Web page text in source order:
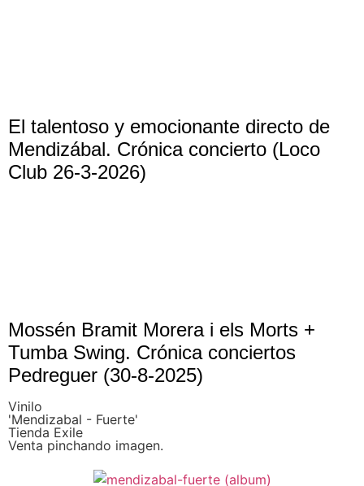
El talentoso y emocionante directo de
Mendizábal. Crónica concierto (Loco
Club 26-3-2026)
Mossén Bramit Morera i els Morts +
Tumba Swing. Crónica conciertos
Pedreguer (30-8-2025)
Vinilo
'Mendizabal - Fuerte'
Tienda Exile
Venta pinchando imagen.